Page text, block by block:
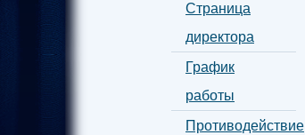
Страница
директора
График
работы
Противодействие